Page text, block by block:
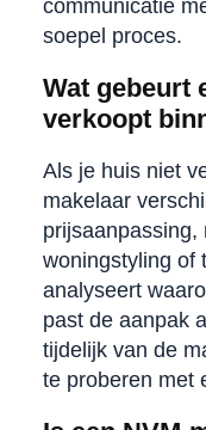
communicatie
soepel proces.
Wat gebeurt
verkoopt
Als je huis niet
makelaar
prijsaanpassing,
woningstyling of
analyseert
past de aanpak
tijdelijk van de
te proberen met